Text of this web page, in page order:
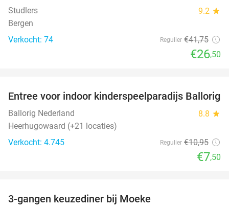
Studlers 9.2 star
Bergen
Verkocht: 74
Regulier €41,75
€26,50
32%
Entree voor indoor kinderspeelparadijs Ballorig
Ballorig Nederland 8.8 star
Heerhugowaard (+21 locaties)
Verkocht: 4.745
Regulier €10,95
€7,50
3-gangen keuzediner bij Moeke